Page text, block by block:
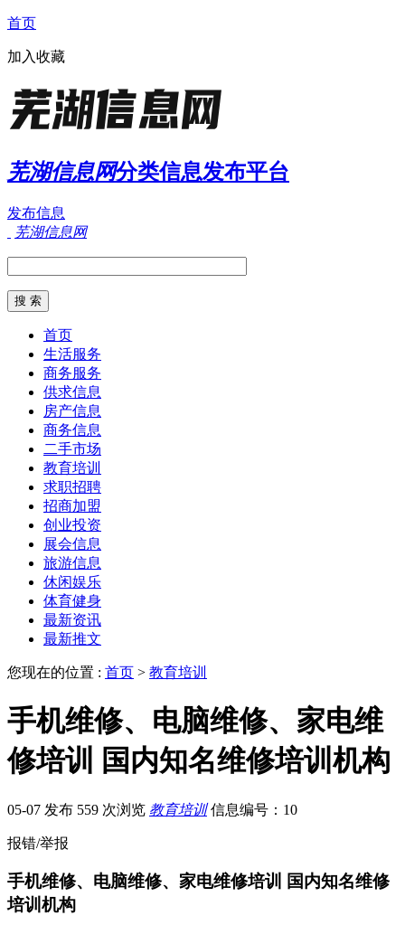
首页
加入收藏
芜湖信息网分类信息发布平台
发布信息
芜湖信息网
首页
生活服务
商务服务
供求信息
房产信息
商务信息
二手市场
教育培训
求职招聘
招商加盟
创业投资
展会信息
旅游信息
休闲娱乐
体育健身
最新资讯
最新推文
您现在的位置 : 首页 > 教育培训
手机维修、电脑维修、家电维
修培训 国内知名维修培训机构
05-07 发布 559 次浏览 教育培训 信息编号：10
报错/举报
手机维修、电脑维修、家电维修培训 国内知名维修
培训机构